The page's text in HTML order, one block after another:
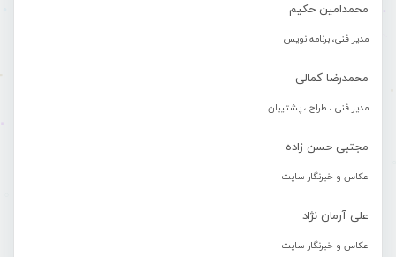
محمدامین حکیم
مدیر فنی، برنامه نویس
محمدرضا کمالی
مدیر فنی ، طراح ، پشتیبان
مجتبی حسن زاده
عکاس و خبرنگار سایت
علی آرمان نژاد
عکاس و خبرنگار سایت